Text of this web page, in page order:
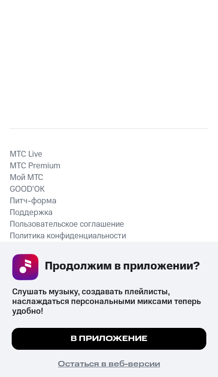
СКАЧАТЬ ПРИЛОЖЕНИЕ
MTС Live
MTС Premium
Мой МТС
GOOD’OK
Питч-форма
Поддержка
Пользовательское соглашение
Политика конфиденциальности
психотропных веществ, их аналогов причиняет вред здоровью,
их незаконный оборот запрещён и влечёт установленную
законодательством ответственность.
© 2026 ООО «КИОН».
Все права защищены
Мы используем куки, чтобы на сайте все
Подробнее
ПОНЯТНО
Слушать музыку, создавать плейлисты,
наслаждаться персональными миксами теперь
удобно!
В ПРИЛОЖЕНИЕ
Остаться в веб-версии